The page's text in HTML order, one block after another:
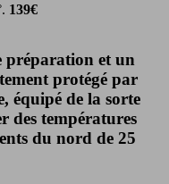
139€
préparation et un
protégé par
équipé de la sorte
des températures
du nord de 25